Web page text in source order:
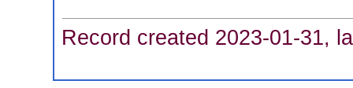
Record created 2023-01-31,